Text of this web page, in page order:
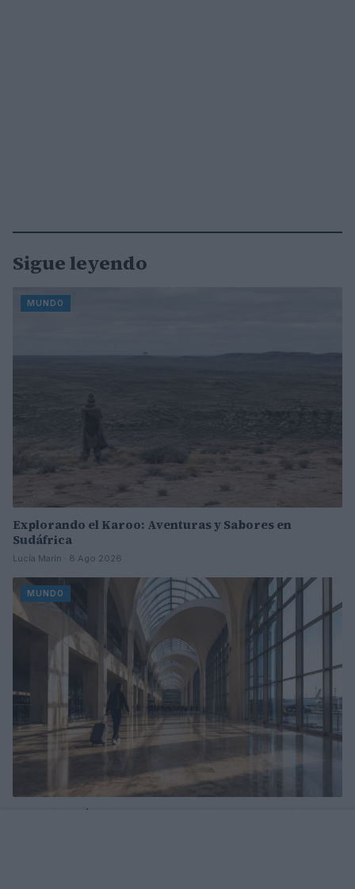
Sigue leyendo
MUNDO
Explorando el Karoo: Aventuras y Sabores en
Sudáfrica
Lucía Marín · 8 Ago 2026
MUNDO
Descubre cómo Transfer Travel permite vender y